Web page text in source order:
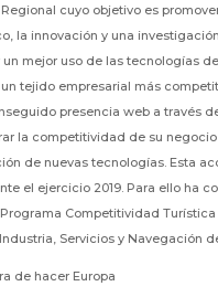
cuyo objetivo es
la innovación y una
mejor uso de las tecnologías
tejido empresarial más
presencia web a través
la competitividad de su
de nuevas tecnologías. Esta
el ejercicio 2019. Para ello ha
Competitividad
Servicios y Navegación
de hacer Europa